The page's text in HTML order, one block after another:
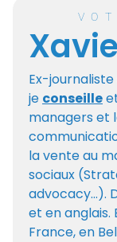
Ex-
je conseille
managers et
la vente au
sociaux
advocacy…).
et en anglais.
France, en